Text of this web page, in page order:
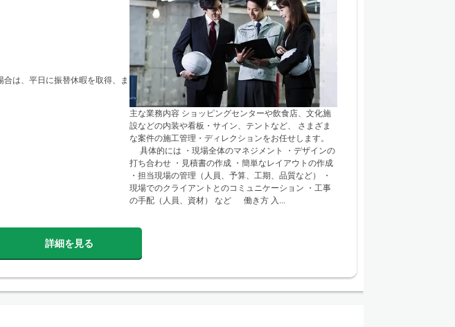
主な業務内容 ショッピングセンターや飲食店、文化施
設などの内装や看板・サイン、テントなど、 さまざま
な案件の施工管理・ディレクションをお任せします。
具体的には ・現場全体のマネジメント ・デザインの
打ち合わせ ・見積書の作成 ・簡単なレイアウトの作成
・担当現場の管理（人員、予算、工期、品質など） ・
現場でのクライアントとのコミュニケーション ・工事
の手配（人員、資材） など 働き方 入...
詳細を見る